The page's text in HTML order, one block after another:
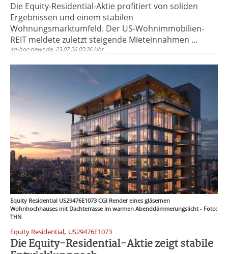
Die Equity-Residential-Aktie profitiert von soliden
Ergebnissen und einem stabilen
Wohnungsmarktumfeld. Der US-Wohnimmobilien-
REIT meldete zuletzt steigende Mieteinnahmen ...
ad-hoc-news.de, 23.07.26 05:26 Uhr
Equity Residential US29476E1073 CGI Render eines gläsernen
Wohnhochhauses mit Dachterrasse im warmen Abenddämmerungslicht - Foto:
THN
Equity Residential, US29476E1073
Die Equity-Residential-Aktie zeigt stabile